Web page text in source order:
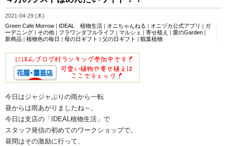
2021-04-29 (木)
Green Cafe Morrow | IDEAL 植物生活 | オニちゃんねる | オニヅカ公式アプリ | ガ
ーデニング | その他 | フラワンダフルライフ | マルシェ | 寄せ植え | 愛のGarden |
新商品 | 植物色の毎日 | 母の日ギフト | 父の日ギフト | 観葉植物
今日はジャジャぶりの雨から一転
昼からは雨あがりましたね～。
今日は支店の「IDEAL植物生活」で
スタッフ発信の初めてのワークショップで。
昼間はその激励に行って、